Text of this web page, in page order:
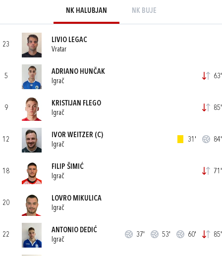
NK HALUBJAN NK BUJE
23
LIVIO LEGAC
Vratar
5
ADRIANO HUNČAK
Igrač
63'
9
KRISTIJAN FLEGO
Igrač
85'
12
IVOR WEITZER (C)
Igrač
31' 84'
18
FILIP ŠIMIĆ
Igrač
71'
20
LOVRO MIKULICA
Igrač
22
ANTONIO DEDIĆ
Igrač
37' 53' 60' 85'